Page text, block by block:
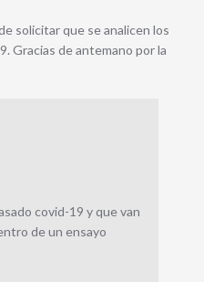
solicitar que se analicen los
Gracias de antemano por la
covid-19 y que van
de un ensayo